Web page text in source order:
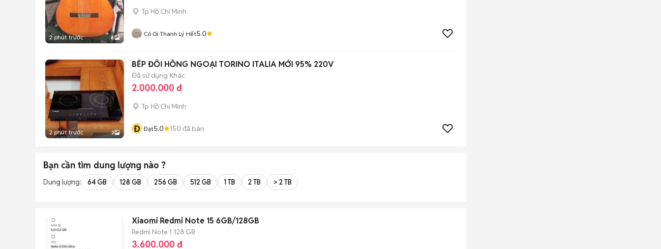
2 phút trước 6
Tp Hồ Chí Minh
Có Gì Thanh Lý Hết5.0
2 phút trước 3
BẾP ĐÔI HỒNG NGOẠI TORINO ITALIA MỚI 95% 220V
Đã sử dụng Khác
2.000.000 đ
Tp Hồ Chí Minh
Đ Đạt5.0 150 đã bán
Bạn cần tìm dung lượng nào ?
Dung lượng: 64 GB 128 GB 256 GB 512 GB 1 TB 2 TB > 2 TB
Xiaomi Redmi Note 15 6GB/128GB
Redmi Note 1 128 GB
3.600.000 đ